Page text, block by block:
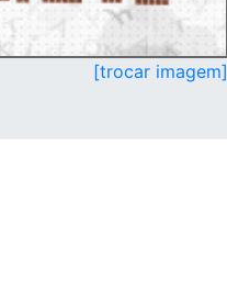
[trocar imagem]